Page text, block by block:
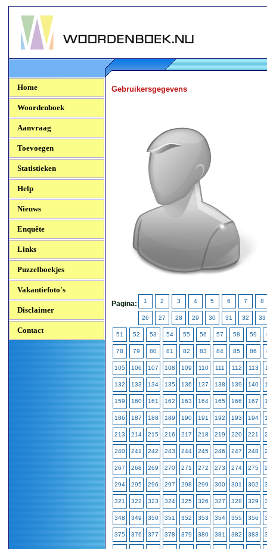
Woordenboek.NU
Home
Woordenboek
Aanvraag
Toevoegen
Statistieken
Help
Nieuws
Enquête
Links
Puzzelboekjes
Vakantiefoto's
Disclaimer
Contact
Gebruikersgegevens
Pagina: 1 2 3 4 5 6 7 8
26 27 28 29 30 31 32 33
51 52 53 54 55 56 57 58 59
78 79 80 81 82 83 84 85 86
105 106 107 108 109 110 111 112 113
132 133 134 135 136 137 138 139 140
159 160 161 162 163 164 165 166 167
186 187 188 189 190 191 192 193 194
213 214 215 216 217 218 219 220 221
240 241 242 243 244 245 246 247 248
267 268 269 270 271 272 273 274 275
294 295 296 297 298 299 300 301 302
321 322 323 324 325 326 327 328 329
348 349 350 351 352 353 354 355 356
375 376 377 378 379 380 381 382 383